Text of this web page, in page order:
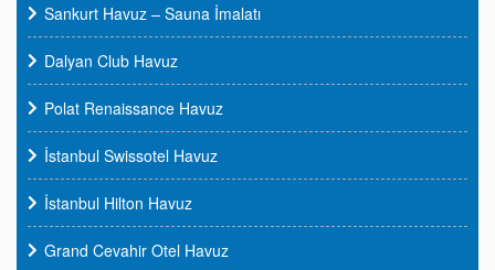
Sankurt Havuz – Sauna İmalatı
Dalyan Club Havuz
Polat Renaissance Havuz
İstanbul Swissotel Havuz
İstanbul Hilton Havuz
Grand Cevahir Otel Havuz